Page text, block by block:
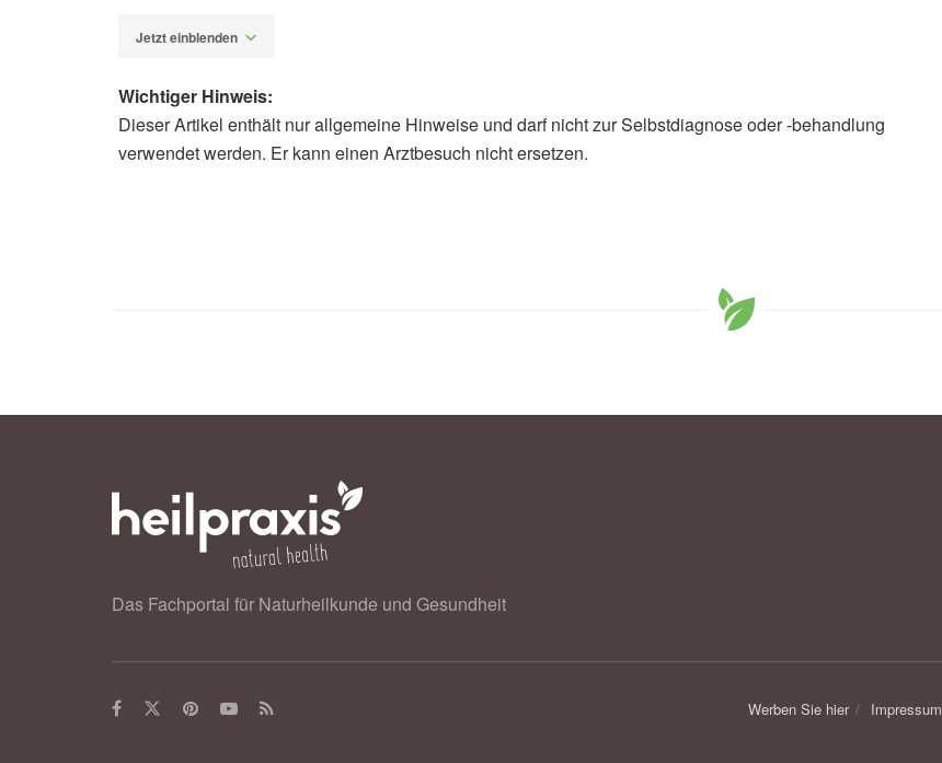
Jetzt einblenden
Diplom-Redakteur (FH) Volker Blasek
Wichtiger Hinweis:
Dieser Artikel enthält nur allgemeine Hinweise und darf nicht zur Selbstdiagnose oder -behandlung
verwendet werden. Er kann einen Arztbesuch nicht ersetzen.
Das Fachportal für Naturheilkunde und Gesundheit
Werben Sie hier Impressum